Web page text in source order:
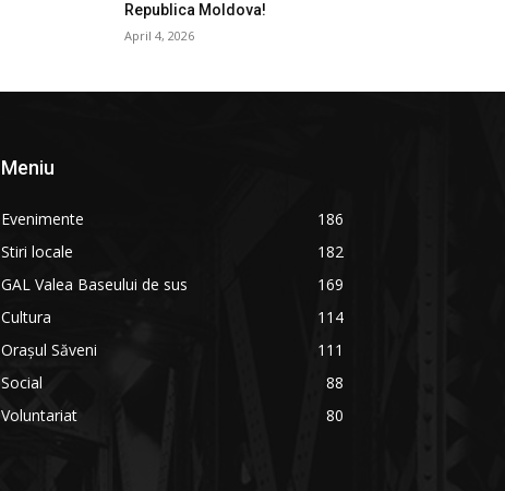
Republica Moldova!
April 4, 2026
Meniu
Evenimente
186
Stiri locale
182
GAL Valea Baseului de sus
169
Cultura
114
Orașul Săveni
111
Social
88
Voluntariat
80